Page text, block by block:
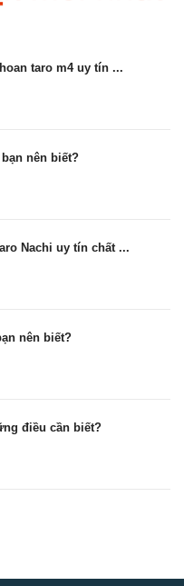
taro m4 uy tín ...
nên biết?
Nachi uy tín chất ...
nên biết?
điều cần biết?